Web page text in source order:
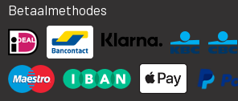
Betaalmethodes